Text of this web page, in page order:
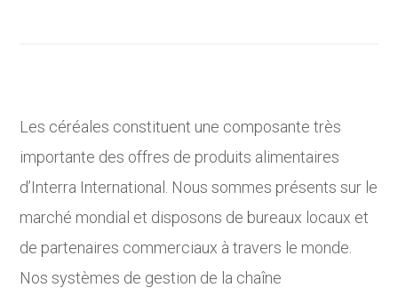
Les céréales constituent une composante très
importante des offres de produits alimentaires
d’Interra International. Nous sommes présents sur le
marché mondial et disposons de bureaux locaux et
de partenaires commerciaux à travers le monde.
Nos systèmes de gestion de la chaîne